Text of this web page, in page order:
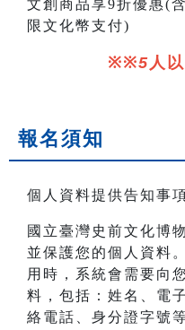
文創商品享9折優惠(
限文化幣支付)
※※5人
報名須知
個人資料提供告知事
國立臺灣史前文化博
並保護您的個人資料
用時，系統會需要向
料，包括：姓名、電
絡電話、身分證字號